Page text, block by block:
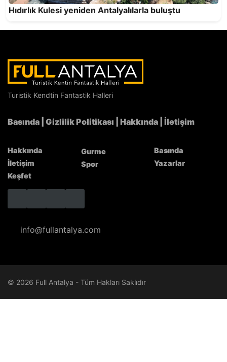
Fazıl Say şarkılar ve caz uyarlamalarından
oluşan özel repertuvarıyla Antalya'da
Hıdırlık Kulesi yeniden Antalyalılarla buluştu
Turistik Kendtin Fantastik Halleri
Basında Gizlilik Politikası Hakkında İletişim
Hakkında
İletişim
Keşfet
Gurme
Spor
Basında
Yazarlar
info@fullantalya.com
© 2026 Full Antalya - Tüm Hakları Saklıdır